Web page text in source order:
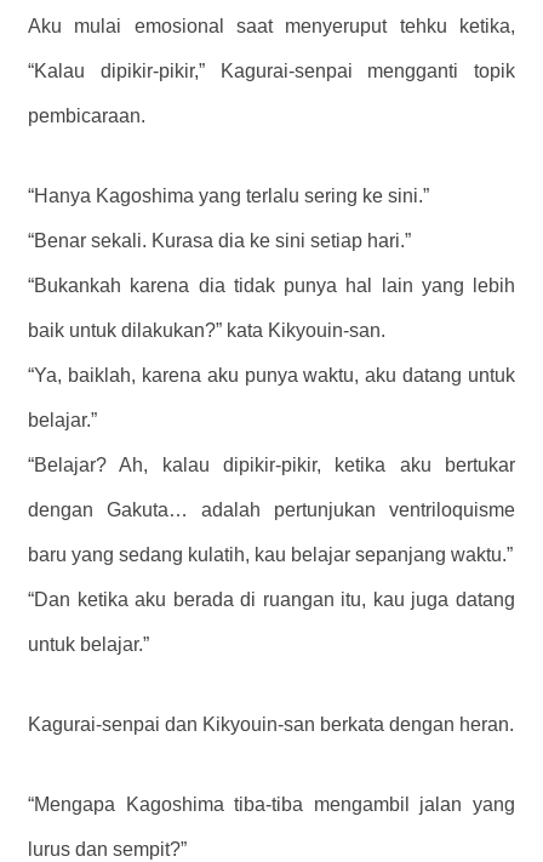
Aku mulai emosional saat menyeruput tehku ketika,
“Kalau dipikir-pikir,” Kagurai-senpai mengganti topik
pembicaraan.
“Hanya Kagoshima yang terlalu sering ke sini.”
“Benar sekali. Kurasa dia ke sini setiap hari.”
“Bukankah karena dia tidak punya hal lain yang lebih
baik untuk dilakukan?” kata Kikyouin-san.
“Ya, baiklah, karena aku punya waktu, aku datang untuk
belajar.”
“Belajar? Ah, kalau dipikir-pikir, ketika aku bertukar
dengan Gakuta… adalah pertunjukan ventriloquisme
baru yang sedang kulatih, kau belajar sepanjang waktu.”
“Dan ketika aku berada di ruangan itu, kau juga datang
untuk belajar.”
Kagurai-senpai dan Kikyouin-san berkata dengan heran.
“Mengapa Kagoshima tiba-tiba mengambil jalan yang
lurus dan sempit?”